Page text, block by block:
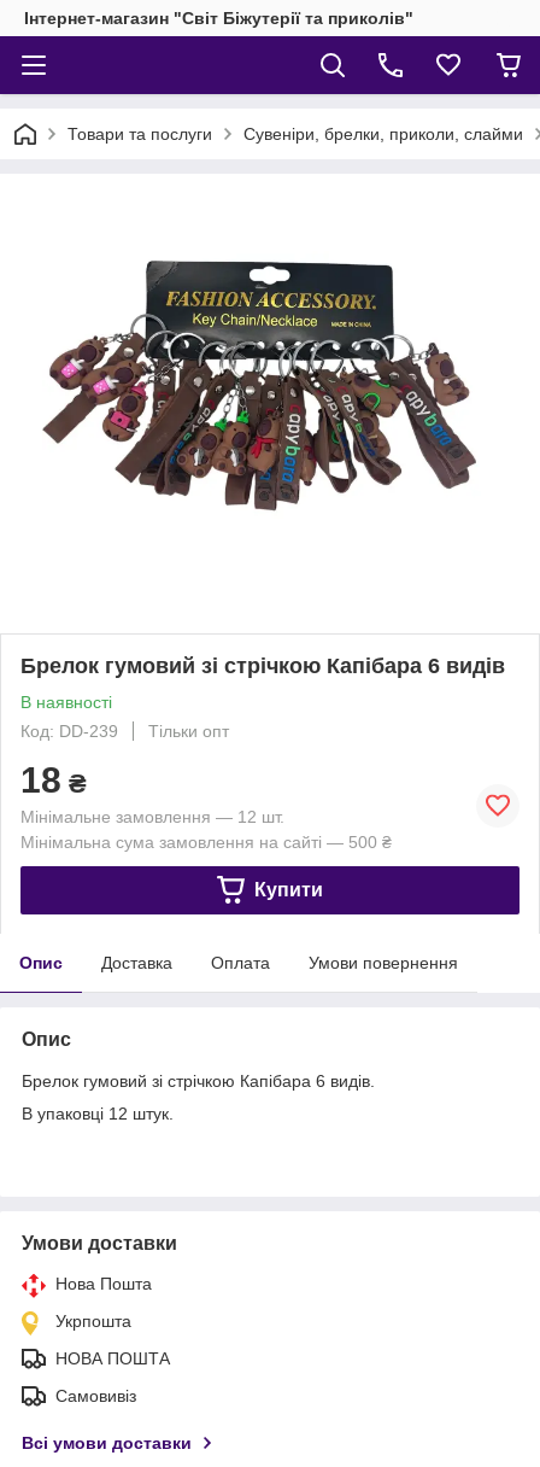
Інтернет-магазин "Світ Біжутерії та приколів"
Товари та послуги Сувеніри, брелки, приколи, слайми
Брелок гумовий зі стрічкою Капібара 6 видів
В наявності
Код: DD-239
Тільки опт
18 ₴
Мінімальне замовлення — 12 шт.
Мінімальна сума замовлення на сайті — 500 ₴
Купити
Опис Доставка Оплата Умови повернення
Опис
Брелок гумовий зі стрічкою Капібара 6 видів.
В упаковці 12 штук.
Умови доставки
Нова Пошта
Укрпошта
НОВА ПОШТА
Самовивіз
Всі умови доставки